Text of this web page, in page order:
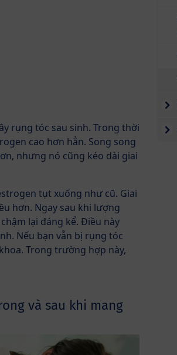
rụng tóc sau sinh. Trong thời
cao hơn hẳn. Song song
nhưng nó cũng kéo dài giai
tụt xuống như cũ. Giai
hơn. Ngay sau khi lượng
lại đáng kể. Điều này
Nếu bạn vẫn bị rụng tóc
Trong trường hợp này,
và sau khi mang